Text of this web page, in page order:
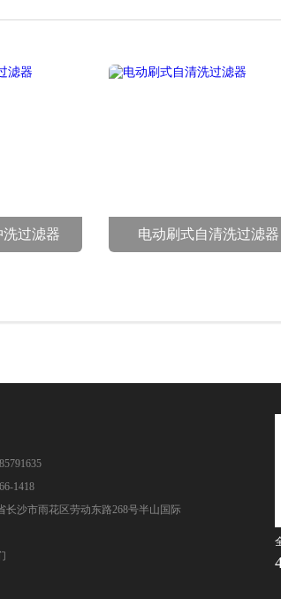
过滤器 电动刷式自清洗过滤器
1418
长沙市雨花区劳动东路268号半山国际